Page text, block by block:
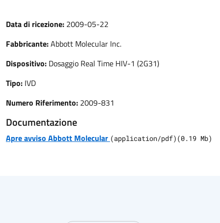
Data di ricezione: 2009-05-22
Fabbricante:Abbott Molecular Inc.
Dispositivo: Dosaggio Real Time HIV-1 (2G31)
Tipo: IVD
Numero Riferimento: 2009-831
Documentazione
Apre avviso Abbott Molecular (application/pdf) (0.19 Mb)